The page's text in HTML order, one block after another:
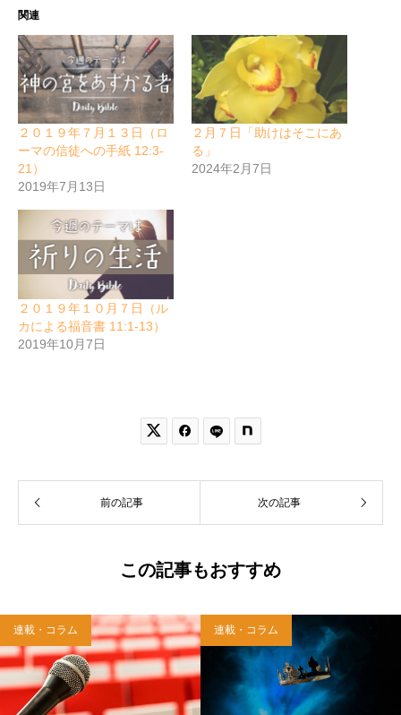
関連
２０１９年７月１３日（ロ
ーマの信徒への手紙 12:3-
21）
2019年7月13日
２月７日「助けはそこにあ
る」
2024年2月7日
２０１９年１０月７日（ル
カによる福音書 11:1-13）
2019年10月7日
 
前の記事 次の記事
この記事もおすすめ
連載・コラム 連載・コラム